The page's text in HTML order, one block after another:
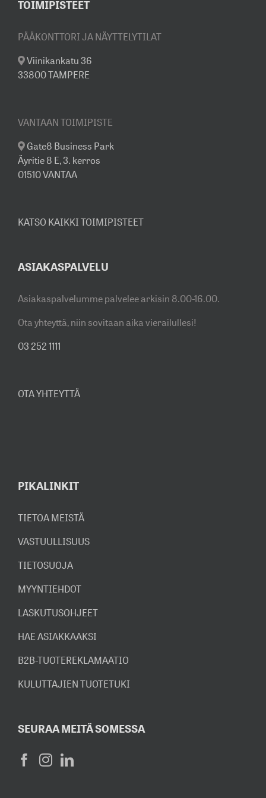
TOIMIPISTEET
PÄÄKONTTORI JA NÄYTTELYTILAT
Viinikankatu 36
33800 TAMPERE
VANTAAN TOIMIPISTE
Gate8 Business Park
Äyritie 8 E, 3. kerros
01510 VANTAA
KATSO KAIKKI TOIMIPISTEET
ASIAKASPALVELU
Asiakaspalvelumme palvelee arkisin 8.00-16.00.
Ota yhteyttä, niin sovitaan aika vierailullesi!
03 252 1111
OTA YHTEYTTÄ
PIKALINKIT
TIETOA MEISTÄ
VASTUULLISUUS
TIETOSUOJA
MYYNTIEHDOT
LASKUTUSOHJEET
HAE ASIAKKAAKSI
B2B-TUOTEREKLAMAATIO
KULUTTAJIEN TUOTETUKI
SEURAA MEITÄ SOMESSA